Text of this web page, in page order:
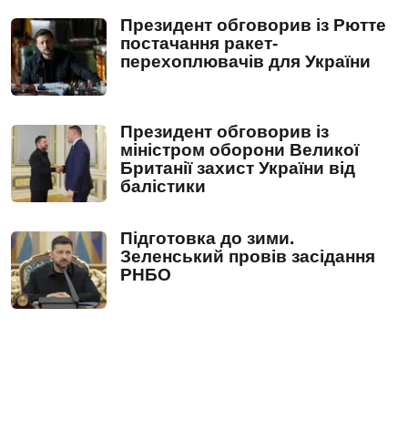
Президент обговорив із Рютте
постачання ракет-
перехоплювачів для України
Президент обговорив із
міністром оборони Великої
Британії захист України від
балістики
Підготовка до зими.
Зеленський провів засідання
РНБО